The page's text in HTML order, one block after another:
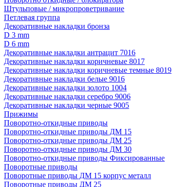
Штульповые / микропроветривание
Петлевая группа
Декоративные накладки бронза
D 3 mm
D 6 mm
Декоративные накладки антрацит 7016
Декоративные накладки коричневые 8017
Декоративные накладки коричневые темные 8019
Декоративные накладки белые 9016
Декоративные накладки золото 1004
Декоративные накладки серебро 9006
Декоративные накладки черные 9005
Прижимы
Поворотно-откидные приводы
Поворотно-откидные приводы ДМ 15
Поворотно-откидные приводы ДМ 25
Поворотно-откидные приводы ДМ 30
Поворотно-откидные приводы Фиксированные
Поворотные приводы
Поворотные приводы ДМ 15 корпус металл
Поворотные приводы ДМ 25